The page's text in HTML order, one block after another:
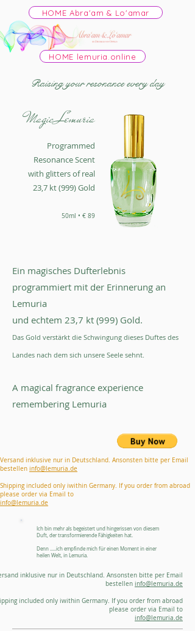
HOME Abra'am & Lo'amar
HOME lemuria.online
Raising your resonance every day
Magic Lemuria
Programmed
Resonance Scent
with glitters of real
23,7 kt (999) Gold
50ml • € 89
Ein magisches Dufterlebnis
programmiert mit der Erinnerung an
Lemuria
und echtem 23,7 kt (999) Gold.
Das Gold verstärkt die Schwingung dieses Duftes des
Landes nach dem sich unsere Seele sehnt.
A magical fragrance experience
remembering Lemuria
Versand inklusive nur in Deutschland. Ansonsten bitte per Email
bestellen info@lemuria.de
Shipping included only iwithin Germany. If you order from abroad
please order via Email to
info@lemuria.de
Ich bin mehr als begeistert und hingerissen von diesem
Duft, der transformierende Fähigkeiten hat.
Denn .....ich empfinde mich für einen Moment in einer
heilen Welt, in Lemuria.
inklusive nur in Deutschland. Ansonsten bitte per Email
bestellen info@lemuria.de
included only iwithin Germany. If you order from abroad
please order via Email to
info@lemuria.de